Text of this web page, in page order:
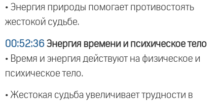
• Энергия природы помогает противостоять
жестокой судьбе.
00:52:36 Энергия времени и психическое тело
• Время и энергия действуют на физическое и
психическое тело.
• Жестокая судьба увеличивает трудности в